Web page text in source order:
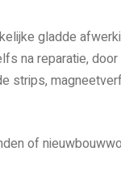
gladde
na reparatie,
strips,
of